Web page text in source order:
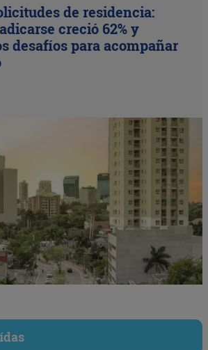
de residencia:
creció 62% y
desafíos para acompañar